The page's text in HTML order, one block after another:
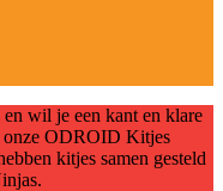
wil je een kant en klare
onze ODROID Kitjes
kitjes samen gesteld